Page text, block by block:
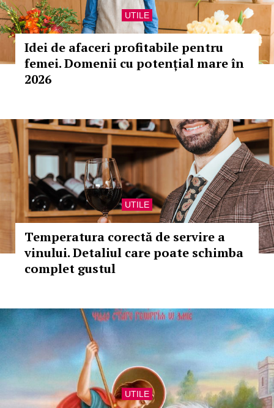
UTILE
Idei de afaceri profitabile pentru
femei. Domenii cu potențial mare în
2026
UTILE
Temperatura corectă de servire a
vinului. Detaliul care poate schimba
complet gustul
UTILE